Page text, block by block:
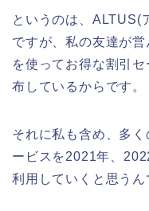
というのは、ALTUS(
ですが、私の友達が
を使ってお得な割引
布しているからです。
それに私も含め、多
ービスを2021年、
利用していくと思うん